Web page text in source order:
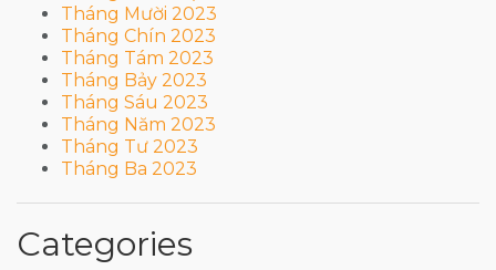
Tháng Mười 2023
Tháng Chín 2023
Tháng Tám 2023
Tháng Bảy 2023
Tháng Sáu 2023
Tháng Năm 2023
Tháng Tư 2023
Tháng Ba 2023
Categories